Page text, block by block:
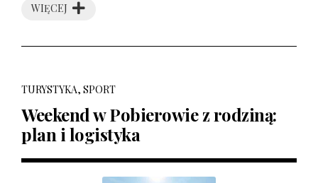
WIĘCEJ
TURYSTYKA, SPORT
Weekend w Pobierowie z rodziną:
plan i logistyka